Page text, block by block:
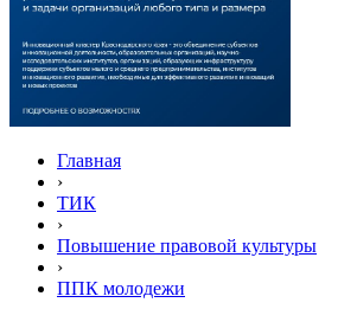
Главная
›
ТИК
›
Повышение правовой культуры
›
ППК молодежи